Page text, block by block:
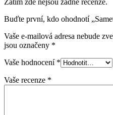
Buďte první, kdo ohodnotí
Vaše e-mailová adresa nebude
jsou označeny *
Vaše hodnocení *
Vaše recenze *